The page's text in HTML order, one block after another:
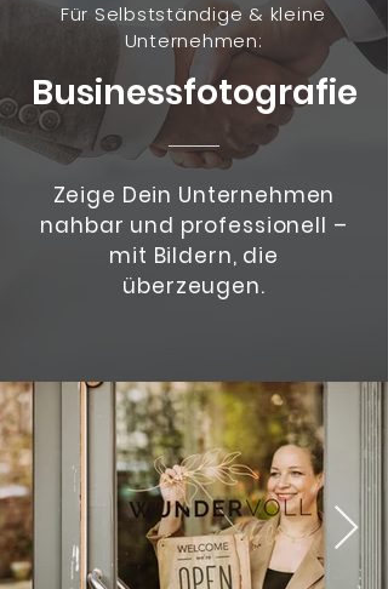
Für Selbstständige & kleine
Unternehmen:
Businessfotografie
Zeige Dein Unternehmen
nahbar und professionell –
mit Bildern, die
überzeugen.